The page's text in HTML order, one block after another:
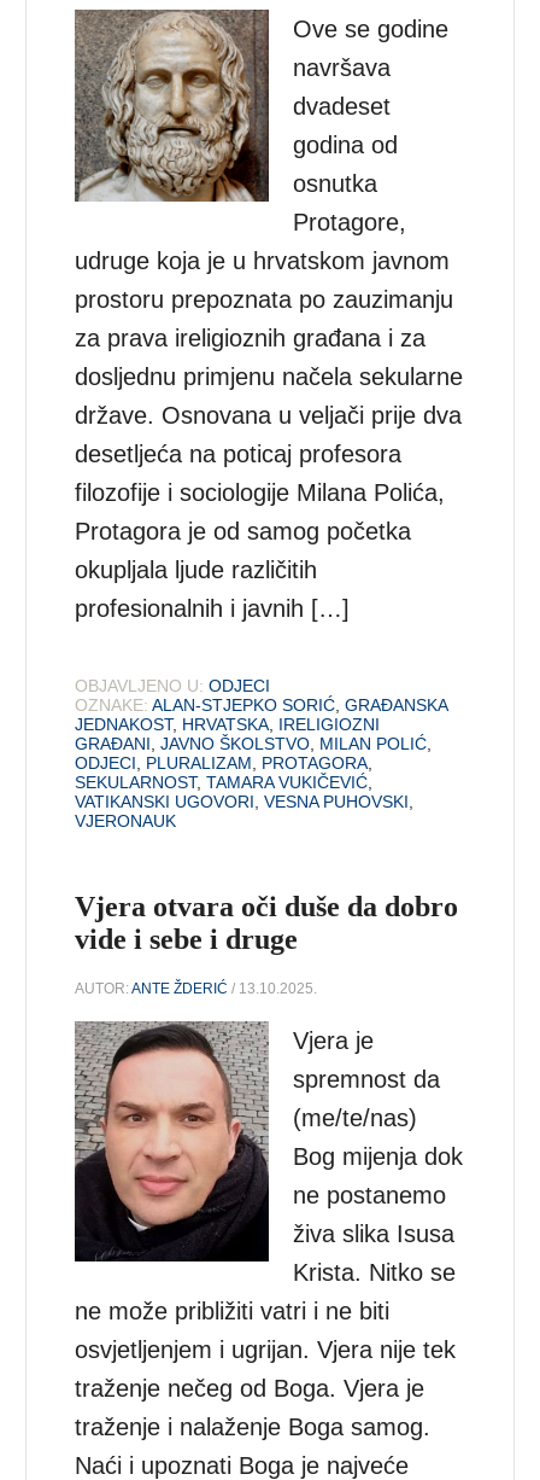
Ove se godine
navršava
dvadeset
godina od
osnutka
Protagore,
udruge koja je u hrvatskom javnom
prostoru prepoznata po zauzimanju
za prava ireligioznih građana i za
dosljednu primjenu načela sekularne
države. Osnovana u veljači prije dva
desetljeća na poticaj profesora
filozofije i sociologije Milana Polića,
Protagora je od samog početka
okupljala ljude različitih
profesionalnih i javnih […]
OBJAVLJENO U: ODJECI
OZNAKE: ALAN-STJEPKO SORIĆ ,GRAĐANSKA
JEDNAKOST, HRVATSKA IRELIGIOZNI
GRAĐANI ,JAVNO ŠKOLSTVO MILAN POLIĆ
ODJECI
PLURALIZAM PROTAGORA
SEKULARNOST,TAMARA VUKIČEVIĆ
VATIKANSKI UGOVORI ,VESNA PUHOVSKI
VJERONAUK
Vjera otvara oči duše da dobro
vide i sebe i druge
AUTOR:ANTE ŽDERIĆ / 13.10.2025.
Vjera je
spremnost da
(me/te/nas)
Bog mijenja dok
ne postanemo
živa slika Isusa
Krista. Nitko se
ne može približiti vatri i ne biti
osvjetljenjem i ugrijan. Vjera nije tek
traženje nečeg od Boga. Vjera je
traženje i nalaženje Boga samog.
Naći i upoznati Boga je najveće